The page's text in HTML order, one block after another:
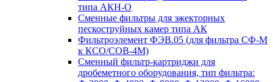
типа АКН-О
Сменные фильтры для эжекторных
пескоструйных камер типа АК
Фильтроэлемент ФЭВ.05 (для фильтра СФ-М
к КСО/СОВ-4М)
Сменный фильтр-картриджи для
дробеметного оборудования, тип фильтра: